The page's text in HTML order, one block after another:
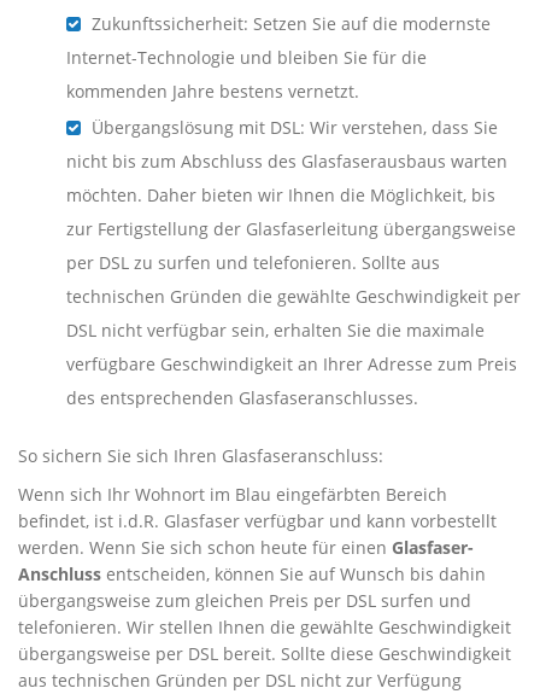
Zukunftssicherheit: Setzen Sie auf die modernste
Internet-Technologie und bleiben Sie für die
kommenden Jahre bestens vernetzt.
Übergangslösung mit DSL: Wir verstehen, dass Sie
nicht bis zum Abschluss des Glasfaserausbaus warten
möchten. Daher bieten wir Ihnen die Möglichkeit, bis
zur Fertigstellung der Glasfaserleitung übergangsweise
per DSL zu surfen und telefonieren. Sollte aus
technischen Gründen die gewählte Geschwindigkeit per
DSL nicht verfügbar sein, erhalten Sie die maximale
verfügbare Geschwindigkeit an Ihrer Adresse zum Preis
des entsprechenden Glasfaseranschlusses.
So sichern Sie sich Ihren Glasfaseranschluss:
Wenn sich Ihr Wohnort im Blau eingefärbten Bereich
befindet, ist i.d.R. Glasfaser verfügbar und kann vorbestellt
werden. Wenn Sie sich schon heute für einen Glasfaser-
Anschluss entscheiden, können Sie auf Wunsch bis dahin
übergangsweise zum gleichen Preis per DSL surfen und
telefonieren. Wir stellen Ihnen die gewählte Geschwindigkeit
übergangsweise per DSL bereit. Sollte diese Geschwindigkeit
aus technischen Gründen per DSL nicht zur Verfügung